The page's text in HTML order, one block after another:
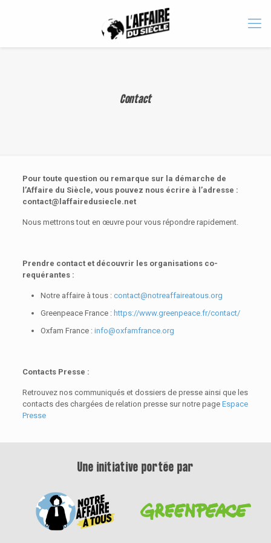
Contact
Pour toute question ou remarque sur la démarche de
l’Affaire du Siècle, vous pouvez nous écrire à l’adresse :
contact@laffairedusiecle.net
Nous mettrons tout en œuvre pour vous répondre rapidement.
Prendre contact et découvrir les organisations co-
requérantes :
Notre affaire à tous : contact@notreaffaireatous.org
Greenpeace France : https://www.greenpeace.fr/contact/
Oxfam France : info@oxfamfrance.org
Contacts Presse :
Retrouvez nos communiqués et dossiers de presse ainsi que les
contacts des chargées de relation presse sur notre page Espace
Presse
Une initiative portée par